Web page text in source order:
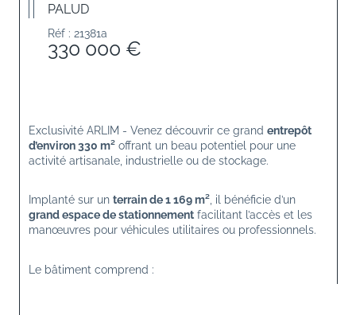
PALUD
Réf : 21381a
330 000 €
Exclusivité ARLIM - Venez découvrir ce grand entrepôt
d’environ 330 m² offrant un beau potentiel pour une
activité artisanale, industrielle ou de stockage.
Implanté sur un terrain de 1 169 m², il bénéficie d’un
grand espace de stationnement facilitant l’accès et les
manœuvres pour véhicules utilitaires ou professionnels.
Le bâtiment comprend :